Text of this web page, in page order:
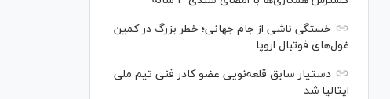
خستگی ناشی از جام جهانی؛ خطر بزرگ در کمین
غول‌های فوتبال اروپا
دستیار سابق قلعه‌نویی عضو کادر فنی تیم ملی
ایتالیا شد